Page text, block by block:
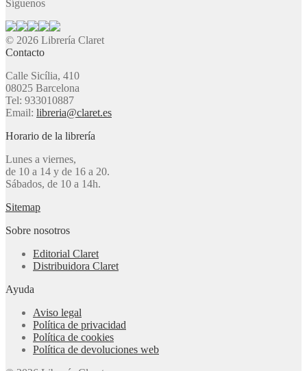
Síguenos
© 2026 Librería Claret
Contacto
Calle Sicília, 410
08025 Barcelona
Tel: 933010887
Email: libreria@claret.es
Horario de la librería
Lunes a viernes,
de 10 a 14 y de 16 a 20.
Sábados, de 10 a 14h.
Sitemap
Sobre nosotros
Editorial Claret
Distribuidora Claret
Ayuda
Aviso legal
Política de privacidad
Política de cookies
Política de devoluciones web